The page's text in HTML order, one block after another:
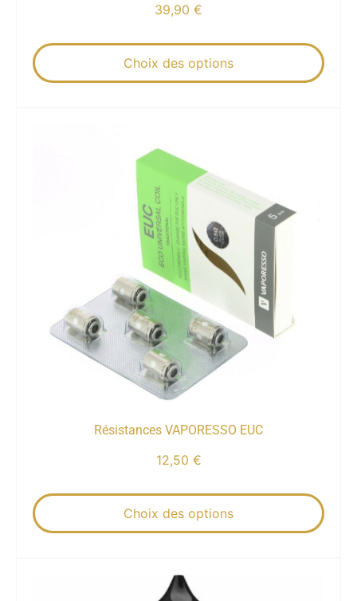
39,90 €
Choix des options
Résistances VAPORESSO EUC
12,50 €
Choix des options